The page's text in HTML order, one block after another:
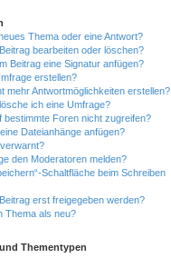
Thema oder eine Antwort?
bearbeiten oder löschen?
Beitrag eine Signatur anfügen?
erstellen?
mehr Antwortmöglichkeiten erstellen?
ich eine Umfrage?
bestimmte Foren nicht zugreifen?
Dateianhänge anfügen?
den Moderatoren melden?
Schaltfläche beim Schreiben
erst freigegeben werden?
Thema als neu?
Thementypen